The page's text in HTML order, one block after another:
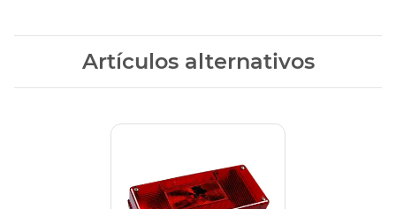
Artículos alternativos